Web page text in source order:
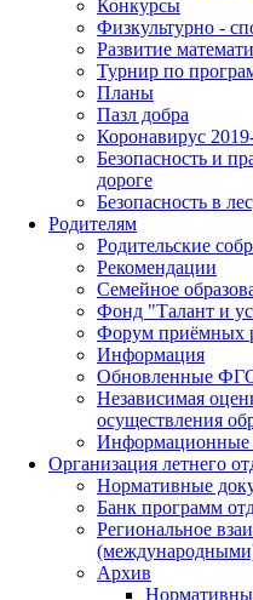
Конкурсы
Физкультурно -
Развитие
Турнир по
Планы
Пазл добра
Коронавирус
Безопасность и
дороге
Безопасность в
Родителям
Родительские
Рекомендации
Семейное
Фонд "Талант и
Форум приёмных
Информация
Обновленные
Независимая
осуществления
Информационные
Организация летнего
Нормативные
Банк программ
Региональное
Архив